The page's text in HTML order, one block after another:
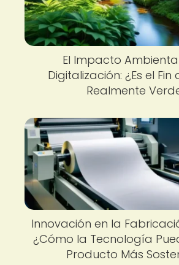
El Impacto
Digitalización: ¿Es el Fin
Realmente
Innovación en la
¿Cómo la Tecnología
Producto Más